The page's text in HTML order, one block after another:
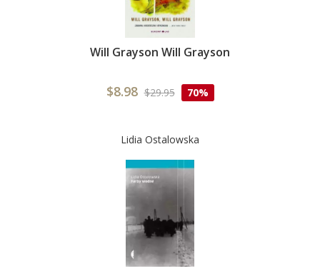
Will Grayson Will Grayson
$8.98 $29.95 70%
Lidia Ostalowska